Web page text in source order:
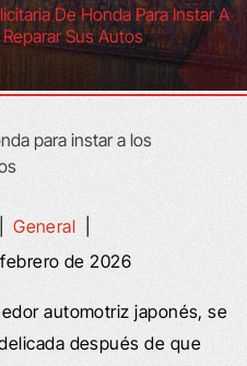
De Honda Para Instar A
Sus Autos
General
de 2026
automotriz japonés, se
después de que